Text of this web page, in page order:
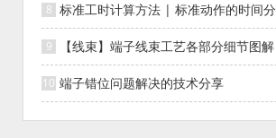
标准工时计算方法 | 标准动作的时间
（MOD模特法分析）
【线束】端子线束工艺各部分细节图解
端子错位问题解决的技术分享